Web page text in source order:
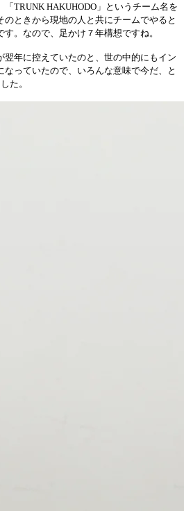
TRUNK HAKUHODO」というチーム名を
ときから現地の人と共にチームでやると
。なので、足かけ７年構想ですね。
翌年に控えていたのと、世の中的にもイン
っていたので、いろんな意味で今だ、と
た。